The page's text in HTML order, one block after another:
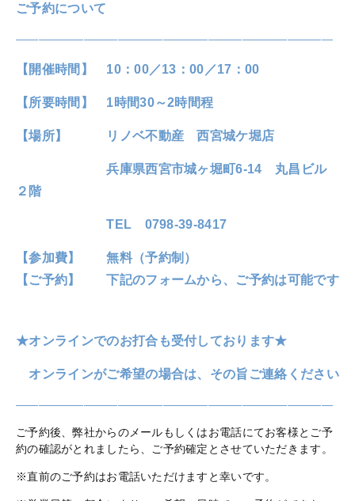
ご予約について
————————————————————————————
【開催時間】 10：00／13：00／17：00
【所要時間】 1時間30～2時間程
【場所】 リノベ不動産 西宮城ケ堀店
兵庫県西宮市城ヶ堀町6-14 丸昌ビル
２階
TEL 0798-39-8417
【参加費】 無料（予約制）
【ご予約】 下記のフォームから、ご予約は可能です
★オンラインでのお打合も受付しております★
オンラインがご希望の場合は、その旨ご連絡ください
————————————————————————————
ご予約後、弊社からのメールもしくはお電話にてお客様とご予
約の確認がとれましたら、ご予約確定とさせていただきます。
※直前のご予約はお電話いただけますと幸いです。